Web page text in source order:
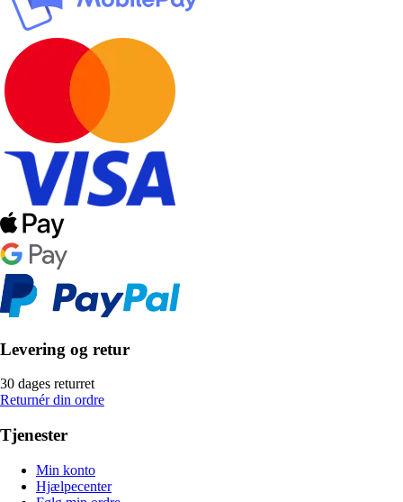
Levering og retur
30 dages returret
Returnér din ordre
Tjenester
Min konto
Hjælpecenter